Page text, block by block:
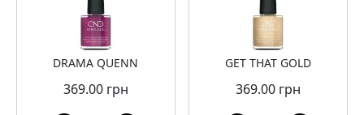
DRAMA QUENN
369.00 грн
GET THAT GOLD
369.00 грн